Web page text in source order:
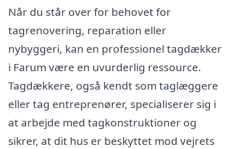
Når du står over for behovet for
tagrenovering, reparation eller
nybyggeri, kan en professionel tagdækker
i Farum være en uvurderlig ressource.
Tagdækkere, også kendt som taglæggere
eller tag entreprenører, specialiserer sig i
at arbejde med tagkonstruktioner og
sikrer, at dit hus er beskyttet mod vejrets